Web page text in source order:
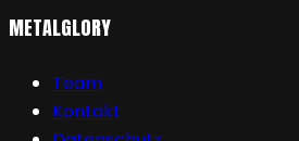
METALGLORY
Team
Kontakt